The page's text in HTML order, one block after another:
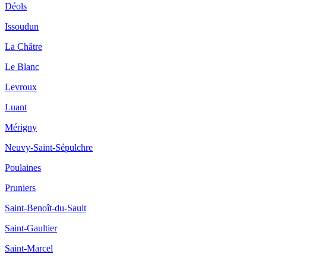
Déols
Issoudun
La Châtre
Le Blanc
Levroux
Luant
Mérigny
Neuvy-Saint-Sépulchre
Poulaines
Pruniers
Saint-Benoît-du-Sault
Saint-Gaultier
Saint-Marcel